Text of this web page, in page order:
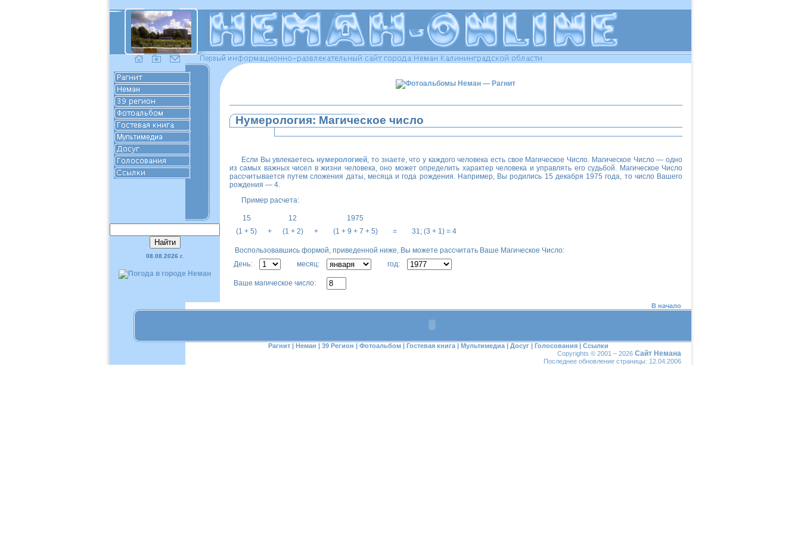
08.08.2026 г.
Нумерология: Магическое число
Если Вы увлекаетесьнумерологией, то знаете, что у каждого человека есть свое Магическое Число. Магическое Число — одно
из самых важных чисел в жизни человека, оно может определить характер человека и управлять его судьбой. Магическое Число
рассчитывается путем сложения даты, месяца и года рождения. Например, Вы родились 15 декабря 1975 года, то число Вашего
рождения — 4.
Пример расчета:
15 12
1975
(1 + 5)
+ (1 + 2) + (1 + 9 + 7 + 5) = 31; (3 + 1) = 4
Воспользовавшись формой, приведенной ниже, Вы можете рассчитать Ваше Магическое Число:
День:
месяц: год:
Ваше магическое число:
В начало
Рагнит | Неман | 39 Регион | Фотоальбом | Гостевая книга | Мультимедиа | Досуг | Голосования | Ссылки
Copyrights © 2001 – 2026Сайт Немана
Последнее обновление страницы: 12.04.2006